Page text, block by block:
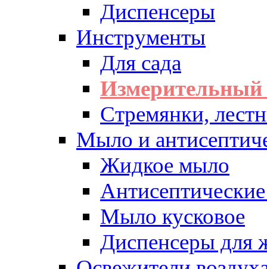
Диспенсеры
Инструменты
Для сада
Измерительный
Стремянки,
Мыло и
Жидкое мыло
Мыло кусковое
Диспенсеры для